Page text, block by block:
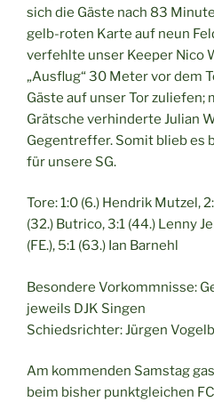
sich die Gäste nach 83
gelb-roten Karte auf neun
verfehlte unser Keeper Nico
„Ausflug“ 30 Meter vor dem
Gäste auf unser Tor zuliefen;
Grätsche verhinderte Julian
Gegentreffer. Somit blieb es
für unsere SG.
Tore: 1:0 (6.) Hendrik Mutzel,
(32.) Butrico, 3:1 (44.) Lenny
(FE.), 5:1 (63.) Ian Barnehl
Besondere Vorkommnisse:
jeweils DJK Singen
Schiedsrichter: Jürgen
Am kommenden Samstag
beim bisher punktgleichen